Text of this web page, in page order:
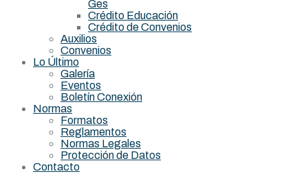
Ges
Crédito Educación
Crédito de Convenios
Auxilios
Convenios
Lo Último
Galería
Eventos
Boletín Conexión
Normas
Formatos
Reglamentos
Normas Legales
Protección de Datos
Contacto